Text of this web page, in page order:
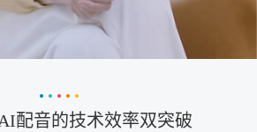
配音的技术效率双突破